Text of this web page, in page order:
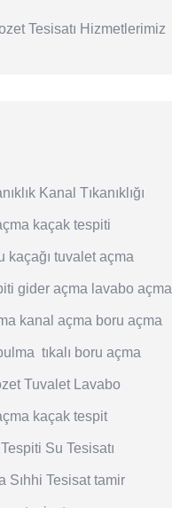
Tesisatı Hizmetlerimiz
Kanal Tıkanıklığı
kaçak tespiti
kaçağı tuvalet açma
gider açma lavabo açma
kanal açma boru açma
tıkalı boru açma
Tuvalet Lavabo
kaçak tespit
Su Tesisatı
Sıhhi Tesisat tamir